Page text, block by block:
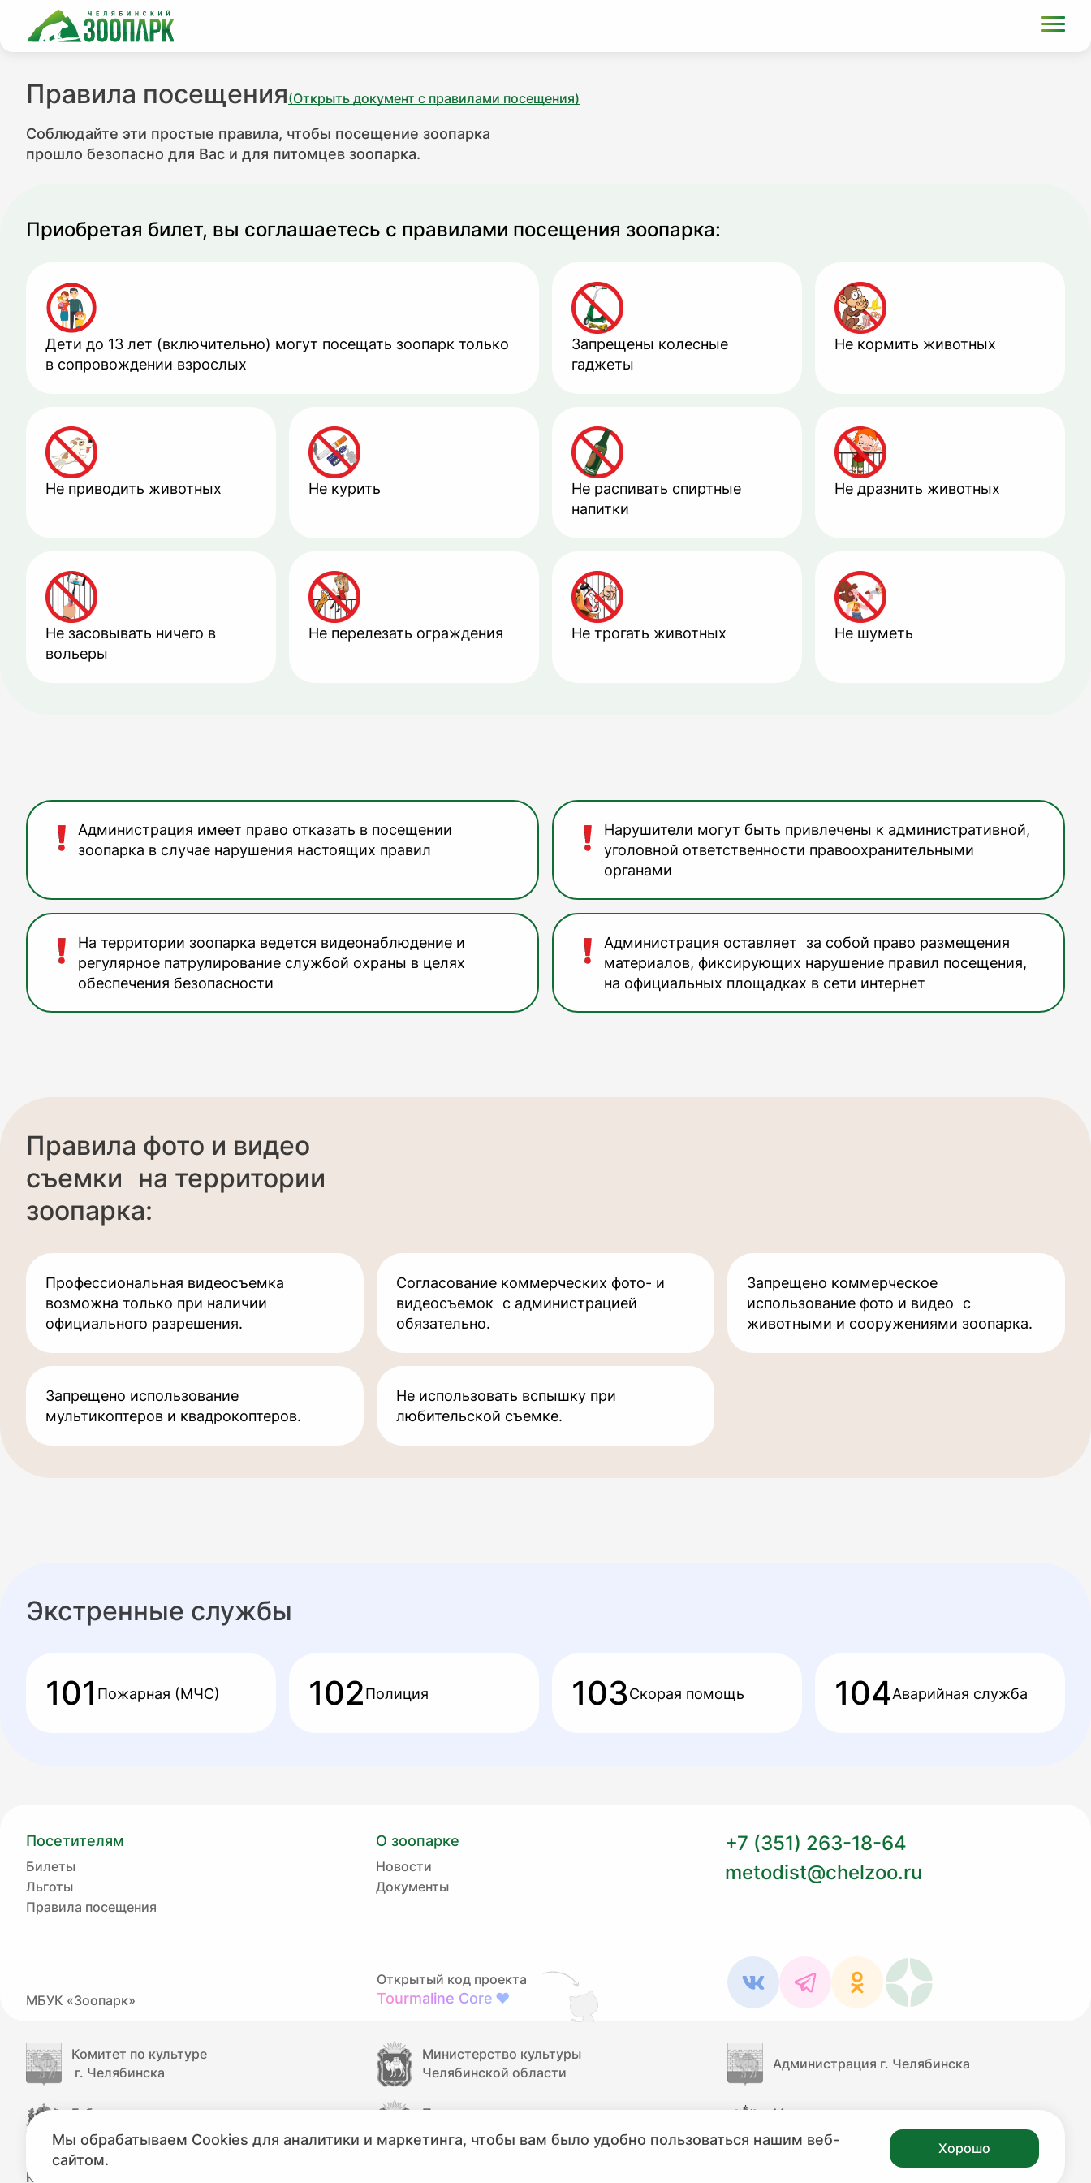
Правила посещения(Открыть документ с правилами посещения)
Соблюдайте эти простые правила, чтобы посещение зоопарка
прошло безопасно для Вас и для питомцев зоопарка.
Приобретая билет, вы соглашаетесь с правилами посещения зоопарка:
Дети до 13 лет (включительно) могут посещать зоопарк только
в сопровождении взрослых
Запрещены колесные
гаджеты
Не кормить животных
Не приводить животных Не курить
Не распивать спиртные
напитки
Не дразнить животных
Не засовывать ничего в
вольеры
Не перелезать ограждения Не трогать животных Не шуметь
Администрация имеет право отказать в посещении
зоопарка в случае нарушения настоящих правил
Нарушители могут быть привлечены к административной,
уголовной ответственности правоохранительными
органами
На территории зоопарка ведется видеонаблюдение и
регулярное патрулирование службой охраны в целях
обеспечения безопасности
Администрация оставляет за собой право размещения
материалов, фиксирующих нарушение правил посещения,
на официальных площадках в сети интернет
Правила фото и видео
съемки на территории
зоопарка:
Профессиональная видеосъемка
возможна только при наличии
официального разрешения.
Согласование коммерческих фото- и
видеосъемок с администрацией
обязательно.
Запрещено коммерческое
использование фото и видео с
животными и сооружениями зоопарка.
Запрещено использование
мультикоптеров и квадрокоптеров.
Не использовать вспышку при
любительской съемке.
Экстренные службы
101 Пожарная (МЧС) 102Полиция 103Скорая помощь 104Аварийная служба
Посетителям
Билеты
Льготы
Правила посещения
О зоопарке
Новости
Документы
+7 (351) 263-18-64
metodist@chelzoo.ru
МБУК «Зоопарк»
Открытый код проекта
Tourmaline Core ❤
Комитет по культуре
г. Челябинска
Министерство культуры
Челябинской области
Администрация г. Челябинска
Губернатор
Челябинской области
Правительство
Челябинской области
Министерство культуры
Российской Федерации
КУЛЬТУРА.РФ
Мы обрабатываем Cookies для аналитики и маркетинга, чтобы вам было удобно пользоваться нашим веб-
сайтом.
Хорошо